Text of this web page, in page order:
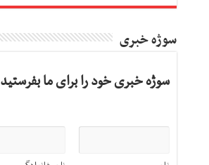
سوژه خبری
سوژه خبری خود را برای ما بفرستید